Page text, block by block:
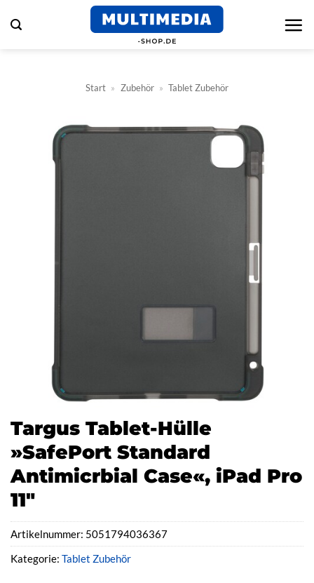
Inhalt
Start » Zubehör » Tablet Zubehör
Targus Tablet-Hülle
»SafePort Standard
Antimicrbial Case«, iPad Pro
11″
Artikelnummer: 5051794036367
Kategorie: Tablet Zubehör